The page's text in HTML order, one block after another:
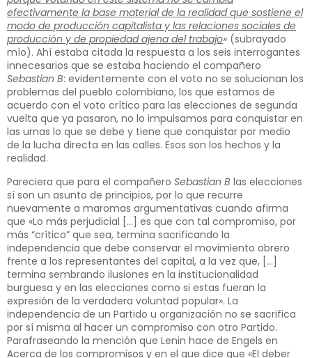
efectivamente la base material de la realidad que sostiene el
modo de producción capitalista y las relaciones sociales de
producción y de propiedad ajena del trabajo» (subrayado
mío). Ahí estaba citada la respuesta a los seis interrogantes
innecesarios que se estaba haciendo el compañero
Sebastian B: evidentemente con el voto no se solucionan los
problemas del pueblo colombiano, los que estamos de
acuerdo con el voto crítico para las elecciones de segunda
vuelta que ya pasaron, no lo impulsamos para conquistar en
las urnas lo que se debe y tiene que conquistar por medio
de la lucha directa en las calles. Esos son los hechos y la
realidad.
Pareciera que para el compañero Sebastian B las elecciones
sí son un asunto de principios, por lo que recurre
nuevamente a maromas argumentativas cuando afirma
que «Lo más perjudicial […] es que con tal compromiso, por
más “crítico” que sea, termina sacrificando la
independencia que debe conservar el movimiento obrero
frente a los representantes del capital, a la vez que, […]
termina sembrando ilusiones en la institucionalidad
burguesa y en las elecciones como si estas fueran la
expresión de la verdadera voluntad popular». La
independencia de un Partido u organización no se sacrifica
por sí misma al hacer un compromiso con otro Partido.
Parafraseando la mención que Lenin hace de Engels en
Acerca de los compromisos y en el que dice que «El deber